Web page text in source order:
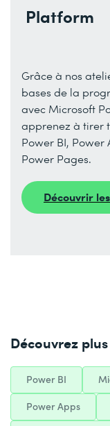
Platform
Grâce à nos
bases de la
avec Microsoft
apprenez à tirer
Power BI, Power
Power Pages.
Découvrir
Découvrez
Power BI
Power Apps